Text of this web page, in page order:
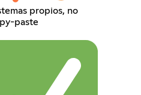
propios, no
paste